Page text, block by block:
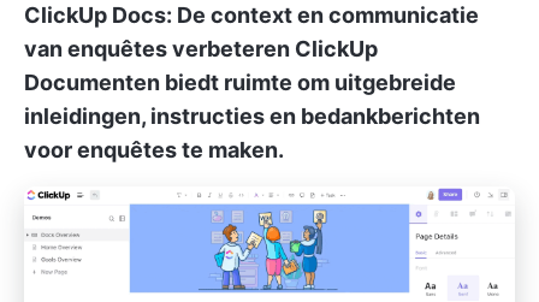
ClickUp Docs: De context en communicatie
van enquêtes verbeteren ClickUp
Documenten biedt ruimte om uitgebreide
inleidingen, instructies en bedankberichten
voor enquêtes te maken.